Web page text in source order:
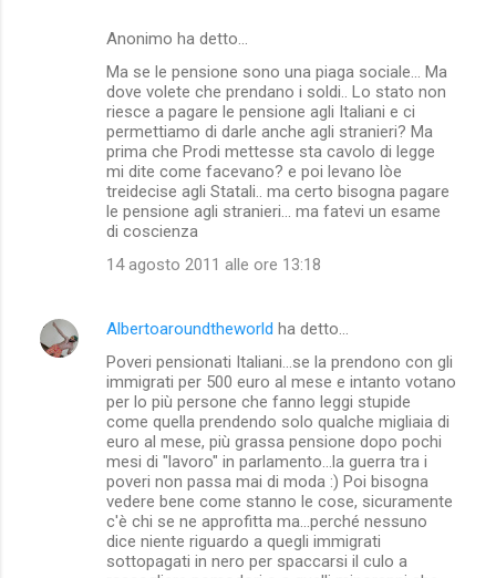
Anonimo ha detto…
Ma se le pensione sono una piaga sociale... Ma
dove volete che prendano i soldi.. Lo stato non
riesce a pagare le pensione agli Italiani e ci
permettiamo di darle anche agli stranieri? Ma
prima che Prodi mettesse sta cavolo di legge
mi dite come facevano? e poi levano lòe
treidecise agli Statali.. ma certo bisogna pagare
le pensione agli stranieri... ma fatevi un esame
di coscienza
14 agosto 2011 alle ore 13:18
Albertoaroundtheworld ha detto…
Poveri pensionati Italiani...se la prendono con gli
immigrati per 500 euro al mese e intanto votano
per lo più persone che fanno leggi stupide
come quella prendendo solo qualche migliaia di
euro al mese, più grassa pensione dopo pochi
mesi di "lavoro" in parlamento...la guerra tra i
poveri non passa mai di moda :) Poi bisogna
vedere bene come stanno le cose, sicuramente
c'è chi se ne approfitta ma...perché nessuno
dice niente riguardo a quegli immigrati
sottopagati in nero per spaccarsi il culo a